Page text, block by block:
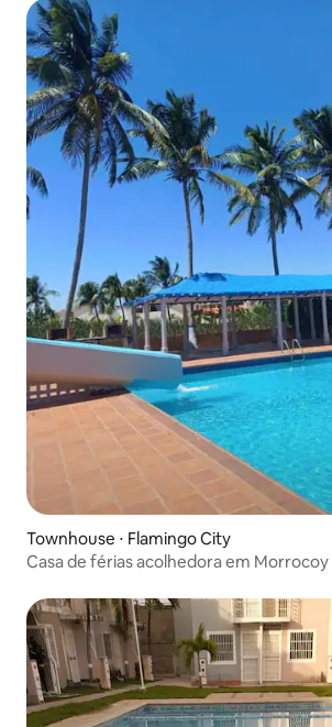
Townhouse ⋅ Flamingo City
Casa de férias acolhedora em Morrocoy